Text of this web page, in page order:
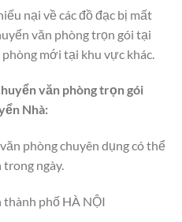
nại về các đồ đạc bị mất
văn phòng trọn gói tại
mới tại khu vực khác.
văn phòng trọn gói
Nhà:
phòng chuyên dụng có thể
ngày.
thành phố HÀ NỘI